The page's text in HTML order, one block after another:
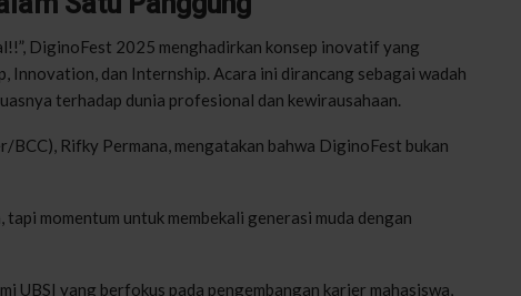
DiginoFest 2025 menghadirkan konsep inovatif yang
Innovation, dan Internship. Acara ini dirancang sebagai wadah
terhadap dunia profesional dan kewirausahaan.
BCC), Rifky Permana, mengatakan bahwa DiginoFest bukan
momentum untuk membekali generasi muda dengan
UBSI yang berfokus pada pengembangan karier mahasiswa,